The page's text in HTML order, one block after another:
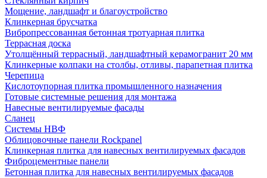
Мощение, ландшафт и благоустройство
Клинкерная брусчатка
Вибропрессованная бетонная тротуарная плитка
Террасная доска
Утолщённый террасный, ландшафтный керамогранит 20 мм
Клинкерные колпаки на столбы, отливы, парапетная плитка
Черепица
Кислотоупорная плитка промышленного назначения
Готовые системные решения для монтажа
Навесные вентилируемые фасады
Сланец
Системы НВФ
Облицовочные панели Rockpanel
Клинкерная плитка для навесных вентилируемых фасадов
Фиброцементные панели
Бетонная плитка для навесных вентилируемых фасадов